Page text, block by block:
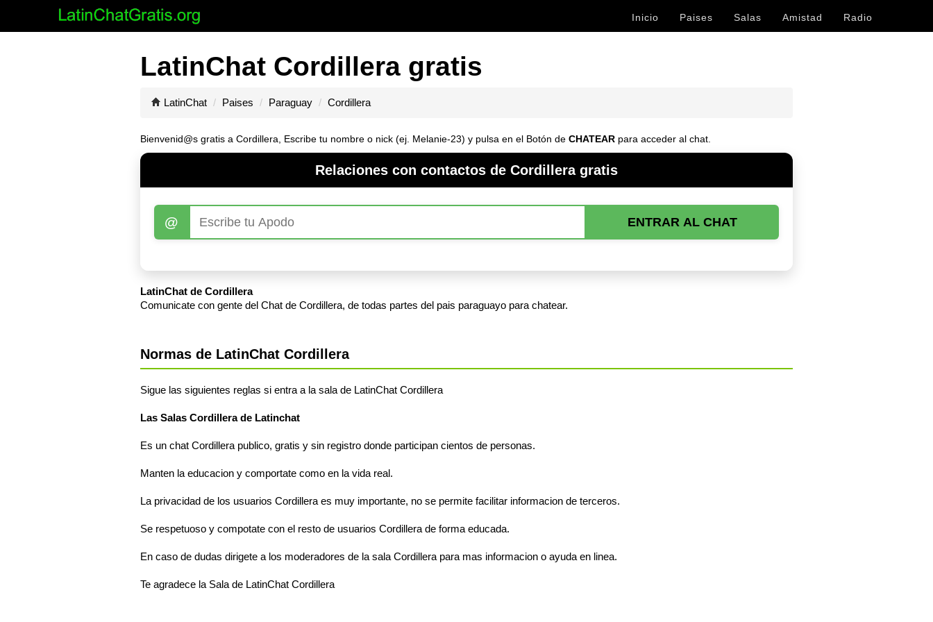
Inicio Paises Salas Amistad Radio
LatinChat Cordillera gratis
LatinChat Paises Paraguay Cordillera
Bienvenid@s gratis a Cordillera, Escribe tu nombre o nick (ej. Melanie-23) y pulsa en el Botón de CHATEAR para acceder al chat.
Relaciones con contactos de Cordillera gratis
@ ENTRAR AL CHAT
LatinChat de Cordillera
Comunicate con gente del Chat de Cordillera, de todas partes del pais paraguayo para chatear.
Normas de LatinChat Cordillera
Sigue las siguientes reglas si entra a la sala de LatinChat Cordillera
Las Salas Cordillera de Latinchat
Es un chat Cordillera publico, gratis y sin registro donde participan cientos de personas.
Manten la educacion y comportate como en la vida real.
La privacidad de los usuarios Cordillera es muy importante, no se permite facilitar informacion de terceros.
Se respetuoso y compotate con el resto de usuarios Cordillera de forma educada.
En caso de dudas dirigete a los moderadores de la sala Cordillera para mas informacion o ayuda en linea.
Te agradece la Sala de LatinChat Cordillera